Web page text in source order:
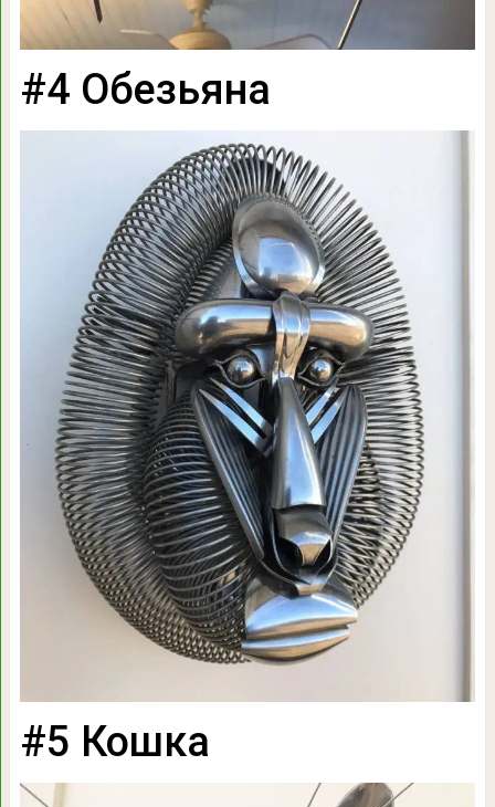
#4 Обезьяна
#5 Кошка